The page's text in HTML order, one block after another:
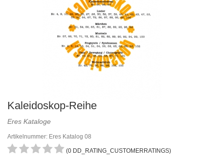
Kaleidoskop-Reihe
Eres Kataloge
Artikelnummer: Eres Katalog 08
(0 DD_RATING_CUSTOMERRATINGS)